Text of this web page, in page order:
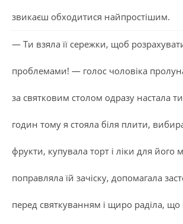
звикаєш обходитися найпростішим.
— Ти взяла її сережки, щоб
проблемами! — голос чоловіка
за святковим столом одразу настала
годин тому я стояла біля плити,
фрукти, купувала торт і ліки для його
поправляла їй зачіску, допомагала
перед святкуванням і щиро раділа,